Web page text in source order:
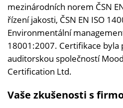
mezinárodních norem ČSN
řízení jakosti, ČSN EN ISO
Environmentální
18001:2007. Certifikace byla
auditorskou společností
Certification Ltd.
Vaše zkušenosti s